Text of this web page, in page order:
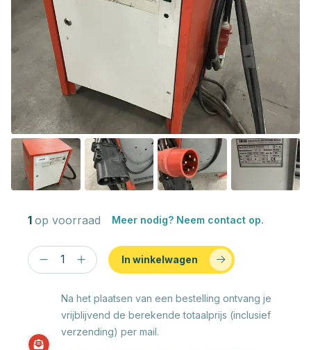
1 op voorraad Meer nodig? Neem contact op.
In winkelwagen
Na het plaatsen van een bestelling ontvang je
vrijblijvend de berekende totaalprijs (inclusief
verzending) per mail.